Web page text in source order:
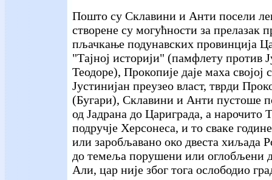
Пошто су Склавини и Анти посели
створене су могућности за прелазак
пљачкање подунавских провинција
"Тајној историји" (памфлету против
Теодоре), Прокопије даје маха својој
Јустинијан преузео власт, тврди
(Бугари), Склавини и Анти пустоше
од Јадрана до Цариграда, а нарочито
подручје Херсонеса, и то сваке
или заробљавано око двеста хиљада
до темеља порушени или оглобљени
Али, цар није због тога ослободио